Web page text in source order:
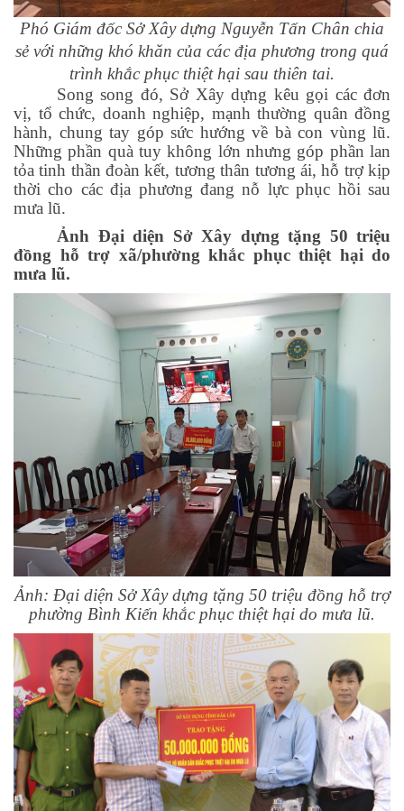
Phó Giám đốc Sở Xây dựng Nguyễn Tấn Chân chia
sẻ với những khó khăn của các địa phương trong quá
trình khắc phục thiệt hại sau thiên tai.
Song song đó, Sở Xây dựng kêu gọi các đơn
vị, tổ chức, doanh nghiệp, mạnh thường quân đồng
hành, chung tay góp sức hướng về bà con vùng lũ.
Những phần quà tuy không lớn nhưng góp phần lan
tỏa tinh thần đoàn kết, tương thân tương ái, hỗ trợ kịp
thời cho các địa phương đang nỗ lực phục hồi sau
mưa lũ.
Ảnh Đại diện Sở Xây dựng tặng 50 triệu
đồng hỗ trợ xã/phường khắc phục thiệt hại do
mưa lũ.
Ảnh: Đại diện Sở Xây dựng tặng 50 triệu đồng hỗ trợ
phường Bình Kiến khắc phục thiệt hại do mưa lũ.